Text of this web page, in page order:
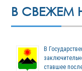
В СВЕЖЕМ
В
ставшее